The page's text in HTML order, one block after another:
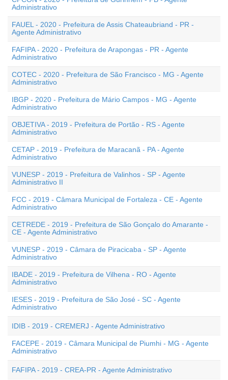
Administrativo
FAUEL - 2020 - Prefeitura de Assis Chateaubriand - PR -
Agente Administrativo
FAFIPA - 2020 - Prefeitura de Arapongas - PR - Agente
Administrativo
COTEC - 2020 - Prefeitura de São Francisco - MG - Agente
Administrativo
IBGP - 2020 - Prefeitura de Mário Campos - MG - Agente
Administrativo
OBJETIVA - 2019 - Prefeitura de Portão - RS - Agente
Administrativo
CETAP - 2019 - Prefeitura de Maracanã - PA - Agente
Administrativo
VUNESP - 2019 - Prefeitura de Valinhos - SP - Agente
Administrativo II
FCC - 2019 - Câmara Municipal de Fortaleza - CE - Agente
Administrativo
CETREDE - 2019 - Prefeitura de São Gonçalo do Amarante -
CE - Agente Administrativo
VUNESP - 2019 - Câmara de Piracicaba - SP - Agente
Administrativo
IBADE - 2019 - Prefeitura de Vilhena - RO - Agente
Administrativo
IESES - 2019 - Prefeitura de São José - SC - Agente
Administrativo
IDIB - 2019 - CREMERJ - Agente Administrativo
FACEPE - 2019 - Câmara Municipal de Piumhi - MG - Agente
Administrativo
FAFIPA - 2019 - CREA-PR - Agente Administrativo